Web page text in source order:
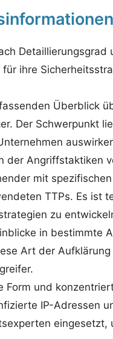
ihre
Überblick
Der Schwerpunkt
der Angriffstaktiken
mit
TTPs. Es ist
zu
in bestimmte
Art der
Form und
IP-Adressen